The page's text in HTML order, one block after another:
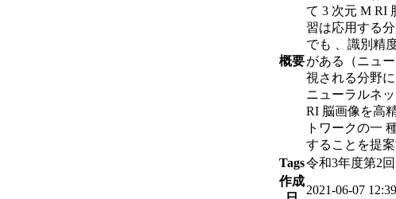
概要
て 3 次元 M RI
習は応用する
でも 、識別精
がある（ニュ
視される分野
ニューラルネ
RI 脳画像を高
トワークの一
することを提案
Tags令和3年度第2
作成
2021-06-07